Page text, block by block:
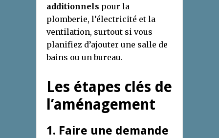
additionnels pour la
plomberie, l’électricité et la
ventilation, surtout si vous
planifiez d’ajouter une salle de
bains ou un bureau.
Les étapes clés de
l’aménagement
1. Faire une demande